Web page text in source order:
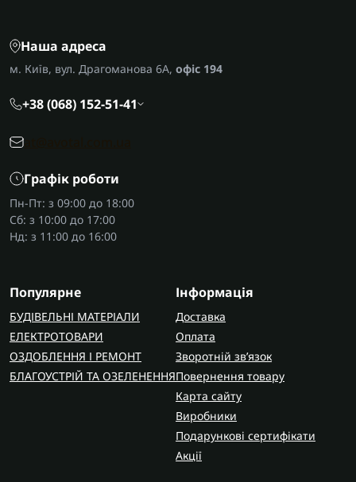
Наша адреса
м. Київ, вул. Драгоманова 6А, офіс 194
+38 (068) 152-51-41
Графік роботи
Пн-Пт: з 09:00 до 18:00
Сб: з 10:00 до 17:00
Нд: з 11:00 до 16:00
Популярне
БУДІВЕЛЬНІ МАТЕРІАЛИ
ЕЛЕКТРОТОВАРИ
ОЗДОБЛЕННЯ І РЕМОНТ
БЛАГОУСТРІЙ ТА ОЗЕЛЕНЕННЯ
Інформація
Доставка
Оплата
Зворотній зв’язок
Повернення товару
Карта сайту
Виробники
Подарункові сертифікати
Акції